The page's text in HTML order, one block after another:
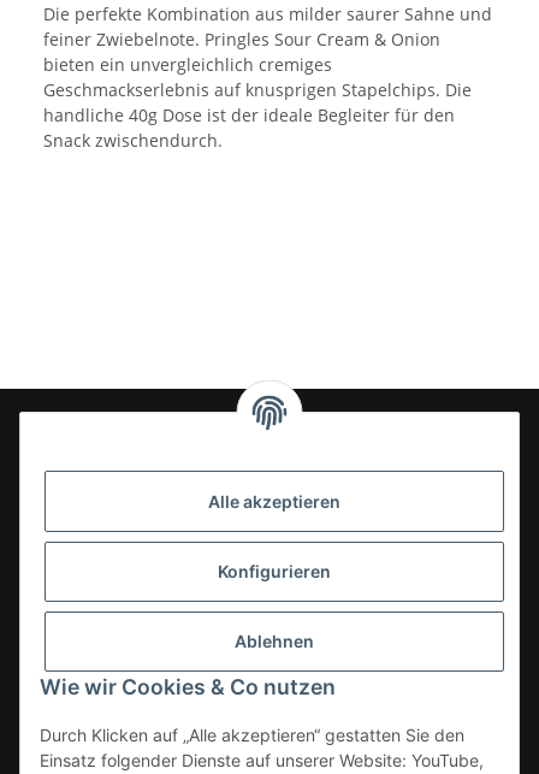
Alle akzeptieren
Konfigurieren
Ablehnen
Wie wir Cookies & Co nutzen
Durch Klicken auf „Alle akzeptieren“ gestatten Sie den
Einsatz folgender Dienste auf unserer Website: YouTube,
Die perfekte Kombination aus milder saurer Sahne und
feiner Zwiebelnote. Pringles Sour Cream & Onion
bieten ein unvergleichlich cremiges
Geschmackserlebnis auf knusprigen Stapelchips. Die
handliche 40g Dose ist der ideale Begleiter für den
Snack zwischendurch.
24-7en Kioskbedarf GmbH
- Sezer Kahveci & Cengiz Inci
33142 Büren, Deutschland
Kategorien
Informationen